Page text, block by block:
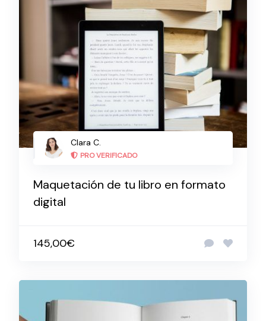
Clara C.
PRO VERIFICADO
Maquetación de tu libro en formato
digital
145,00€